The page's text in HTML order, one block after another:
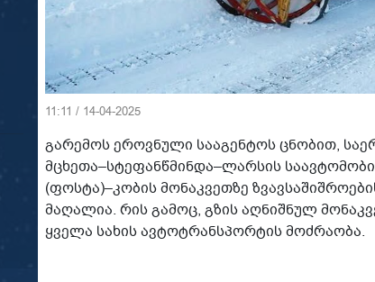
11:11 / 14-04-2025
გარემოს ეროვნული სააგენტოს ცნობით,
მცხეთა–სტეფანწმინდა–ლარსის
(ფოსტა)–კობის მონაკვეთზე
მაღალია. რის გამოც, გზის აღნიშნულ
ყველა სახის ავტოტრანსპორტის მოძრაობა.